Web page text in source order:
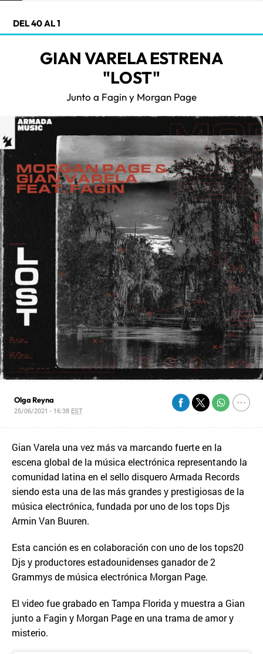
DEL 40 AL 1
GIAN VARELA ESTRENA
"LOST"
Junto a Fagin y Morgan Page
Olga Reyna
25/06/2021 - 16:38 EST
Gian Varela una vez más va marcando fuerte en la
escena global de la música electrónica representando la
comunidad latina en el sello disquero Armada Records
siendo esta una de las más grandes y prestigiosas de la
música electrónica, fundada por uno de los tops Djs
Armin Van Buuren.
Esta canción es en colaboración con uno de los tops20
Djs y productores estadounidenses ganador de 2
Grammys de música electrónica Morgan Page.
El video fue grabado en Tampa Florida y muestra a Gian
junto a Fagin y Morgan Page en una trama de amor y
misterio.